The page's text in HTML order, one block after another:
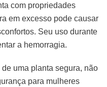
com propriedades
em excesso pode causar
Seu uso durante
a hemorragia.
uma planta segura, não
para mulheres